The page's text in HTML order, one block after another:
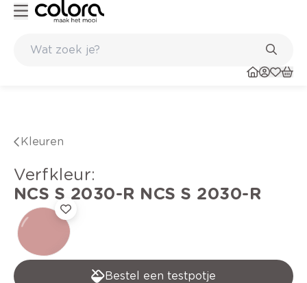
Kleuren
verfkleur:
NCS S 2030-R NCS S 2030-R
Bestel een testpotje